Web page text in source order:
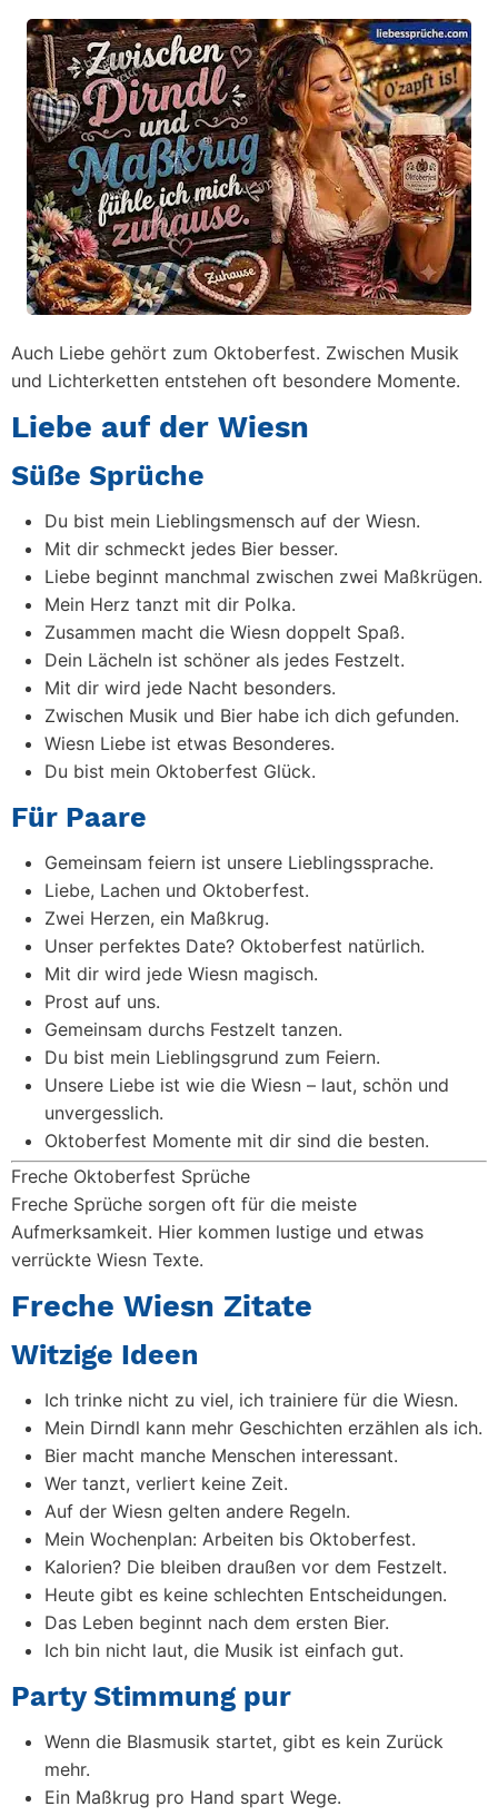
Auch Liebe gehört zum Oktoberfest. Zwischen Musik
und Lichterketten entstehen oft besondere Momente.
Liebe auf der Wiesn
Süße Sprüche
Du bist mein Lieblingsmensch auf der Wiesn.
Mit dir schmeckt jedes Bier besser.
Liebe beginnt manchmal zwischen zwei Maßkrügen.
Mein Herz tanzt mit dir Polka.
Zusammen macht die Wiesn doppelt Spaß.
Dein Lächeln ist schöner als jedes Festzelt.
Mit dir wird jede Nacht besonders.
Zwischen Musik und Bier habe ich dich gefunden.
Wiesn Liebe ist etwas Besonderes.
Du bist mein Oktoberfest Glück.
Für Paare
Gemeinsam feiern ist unsere Lieblingssprache.
Liebe, Lachen und Oktoberfest.
Zwei Herzen, ein Maßkrug.
Unser perfektes Date? Oktoberfest natürlich.
Mit dir wird jede Wiesn magisch.
Prost auf uns.
Gemeinsam durchs Festzelt tanzen.
Du bist mein Lieblingsgrund zum Feiern.
Unsere Liebe ist wie die Wiesn – laut, schön und
unvergesslich.
Oktoberfest Momente mit dir sind die besten.
Freche Oktoberfest Sprüche
Freche Sprüche sorgen oft für die meiste
Aufmerksamkeit. Hier kommen lustige und etwas
verrückte Wiesn Texte.
Freche Wiesn Zitate
Witzige Ideen
Ich trinke nicht zu viel, ich trainiere für die Wiesn.
Mein Dirndl kann mehr Geschichten erzählen als ich.
Bier macht manche Menschen interessant.
Wer tanzt, verliert keine Zeit.
Auf der Wiesn gelten andere Regeln.
Mein Wochenplan: Arbeiten bis Oktoberfest.
Kalorien? Die bleiben draußen vor dem Festzelt.
Heute gibt es keine schlechten Entscheidungen.
Das Leben beginnt nach dem ersten Bier.
Ich bin nicht laut, die Musik ist einfach gut.
Party Stimmung pur
Wenn die Blasmusik startet, gibt es kein Zurück
mehr.
Ein Maßkrug pro Hand spart Wege.